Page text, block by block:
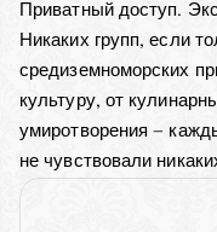
Приватный доступ.
Никаких групп, если
средиземноморских
культуру, от
умиротворения —
не чувствовали